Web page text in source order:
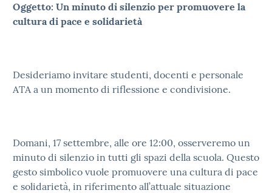
Oggetto: Un minuto di silenzio per promuovere la
cultura di pace e solidarietà
Desideriamo invitare studenti, docenti e personale
ATA a un momento di riflessione e condivisione.
Domani, 17 settembre, alle ore 12:00, osserveremo un
minuto di silenzio in tutti gli spazi della scuola. Questo
gesto simbolico vuole promuovere una cultura di pace
e solidarietà, in riferimento all’attuale situazione